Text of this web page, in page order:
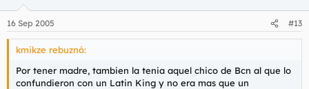
16 Sep 2005 #13
kmikze rebuznó:
Por tener madre, tambien la tenia aquel chico de Bcn al que lo
confundieron con un Latin King y no era mas que un